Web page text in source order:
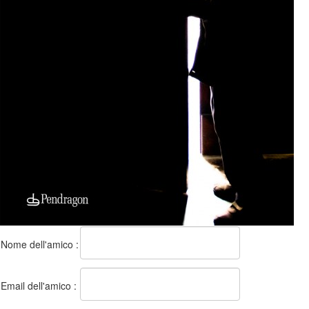
Nome dell'amico :
Email dell'amico :